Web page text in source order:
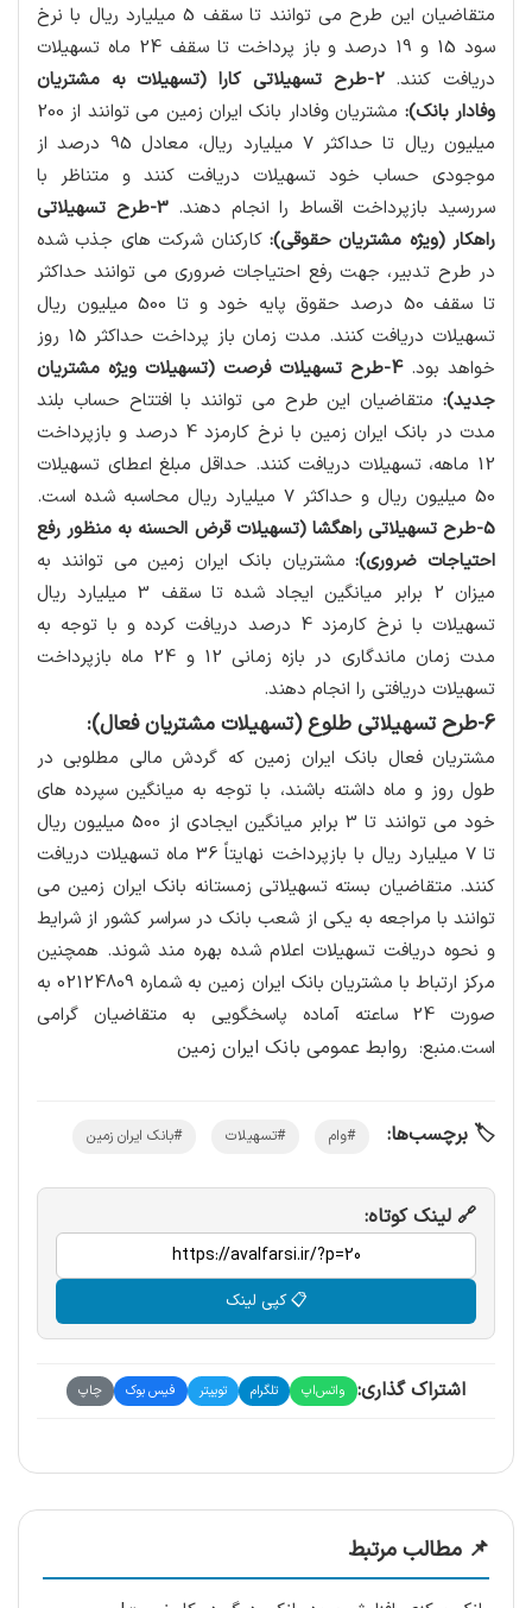
متقاضیان این طرح می توانند تا سقف 5 میلیارد ریال با نرخ
سود 15 و 19 درصد و باز پرداخت تا سقف 24 ماه تسهیلات
دریافت کنند. 2-طرح تسهیلاتی کارا (تسهیلات به مشتریان
وفادار بانک):
مشتریان وفادار بانک ایران زمین می توانند از 200
میلیون ریال تا حداکثر 7 میلیارد ریال، معادل 95 درصد از
موجودی حساب خود تسهیلات دریافت کنند و متناظر با
سررسید بازپرداخت اقساط را انجام دهند. 3-طرح تسهیلاتی
راهکار (ویژه مشتریان حقوقی): کارکنان شرکت های جذب شده
در طرح تدبیر، جهت رفع احتیاجات ضروری می توانند حداکثر
تا سقف 50 درصد حقوق پایه خود و تا 500 میلیون ریال
تسهیلات دریافت کنند. مدت زمان باز پرداخت حداکثر 15 روز
خواهد بود. 4-طرح تسهیلات فرصت (تسهیلات ویژه مشتریان
جدید): متقاضیان این طرح می توانند با افتتاح حساب بلند
مدت در بانک ایران زمین با نرخ کارمزد 4 درصد و بازپرداخت
12 ماهه، تسهیلات دریافت کنند. حداقل مبلغ اعطای تسهیلات
50 میلیون ریال و حداکثر 7 میلیارد ریال محاسبه شده است.
5-طرح تسهیلاتی راهگشا (تسهیلات قرض الحسنه به منظور رفع
احتیاجات ضروری): مشتریان بانک ایران زمین می توانند به
میزان 2 برابر میانگین ایجاد شده تا سقف 3 میلیارد ریال
تسهیلات با نرخ کارمزد 4 درصد دریافت کرده و با توجه به
مدت زمان ماندگاری در بازه زمانی 12 و 24 ماه بازپرداخت
تسهیلات دریافتی را انجام دهند.
6-طرح تسهیلاتی طلوع (تسهیلات مشتریان فعال):
مشتریان فعال بانک ایران زمین که گردش مالی مطلوبی در
طول روز و ماه داشته باشند، با توجه به میانگین سپرده های
خود می توانند تا 3 برابر میانگین ایجادی از 500 میلیون ریال
تا 7 میلیارد ریال با بازپرداخت نهایتاً 36 ماه تسهیلات دریافت
کنند. متقاضیان بسته تسهیلاتی زمستانه بانک ایران زمین می
توانند با مراجعه به یکی از شعب بانک در سراسر کشور از شرایط
و نحوه دریافت تسهیلات اعلام شده بهره مند شوند. همچنین
مرکز ارتباط با مشتریان بانک ایران زمین به شماره 02124809 به
صورت 24 ساعته آماده پاسخگویی به متقاضیان گرامی
است.منبع: روابط عمومی بانک ایران زمین
🏷️ برچسب‌ها: #وام #تسهیلات #بانک ایران زمین
🔗 لینک کوتاه:
📋 کپی لینک
اشتراک گذاری: واتس‌اپ تلگرام توییتر فیس بوک چاپ
📌 مطالب مرتبط